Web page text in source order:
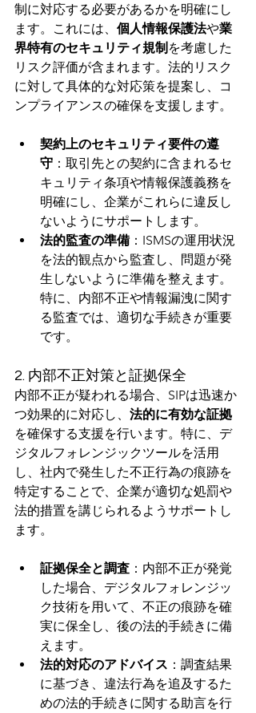
制に対応する必要があるかを明確にし
ます。これには、 個人情報保護法や業
界特有のセキュリティ規制 を考慮した
リスク評価が含まれます。法的リスク
に対して具体的な対応策を提案し、コ
ンプライアンスの確保を支援します。
契約上のセキュリティ要件の遵
守 ：取引先との契約に含まれるセ
キュリティ条項や情報保護義務を
明確にし、企業がこれらに違反し
ないようにサポートします。
法的監査の準備 ：ISMSの運用状況
を法的観点から監査し、問題が発
生しないように準備を整えます。
特に、内部不正や情報漏洩に関す
る監査では、適切な手続きが重要
です。
2. 内部不正対策と証拠保全
内部不正が疑われる場合、SIPは迅速か
つ効果的に対応し、 法的に有効な証拠
を確保する支援を行います。特に、デ
ジタルフォレンジックツールを活用
し、社内で発生した不正行為の痕跡を
特定することで、企業が適切な処罰や
法的措置を講じられるようサポートし
ます。
証拠保全と調査 ：内部不正が発覚
した場合、デジタルフォレンジッ
ク技術を用いて、不正の痕跡を確
実に保全し、後の法的手続きに備
えます。
法的対応のアドバイス ：調査結果
に基づき、違法行為を追及するた
めの法的手続きに関する助言を行